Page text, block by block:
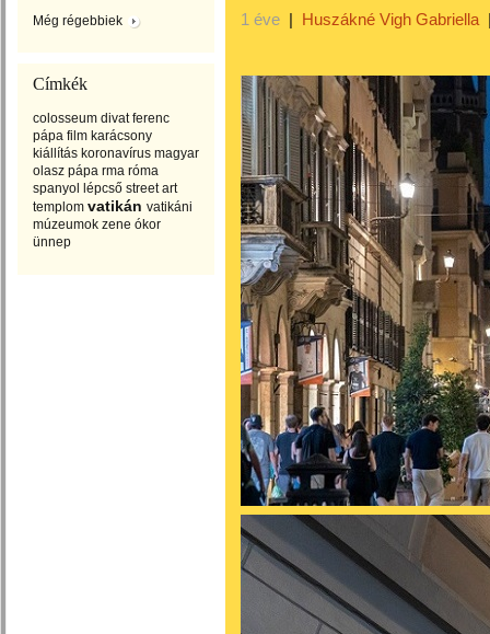
Még régebbiek
Címkék
colosseum divat ferenc
pápa film karácsony
kiállítás koronavírus magyar
olasz pápa rma róma
spanyol lépcső street art
templom vatikán vatikáni
múzeumok zene ókor
ünnep
1 éve | Huszákné Vigh Gabriella